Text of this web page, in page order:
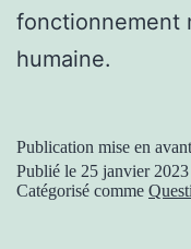
fonctionnement
humaine.
Publication mise en avant
Publié le 25 janvier 2023
Catégorisé comme